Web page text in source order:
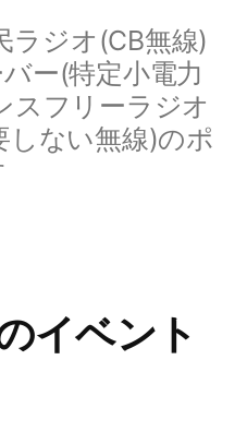
ラジオ(CB無線)
ー(特定小電力
スフリーラジオ
しない無線)のポ
イベント